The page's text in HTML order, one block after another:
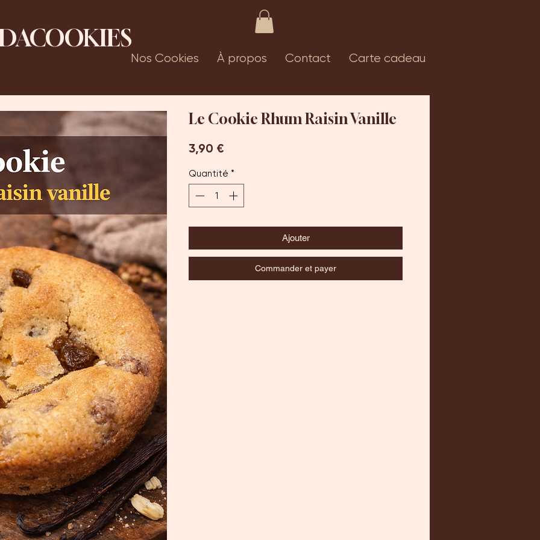
Nos Cookies À propos Contact Carte cadeau
Le Cookie Rhum Raisin Vanille
3,90 €
Quantité *
Ajouter
Commander et payer